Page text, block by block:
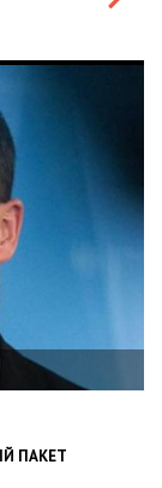
НА ВІЙНУ